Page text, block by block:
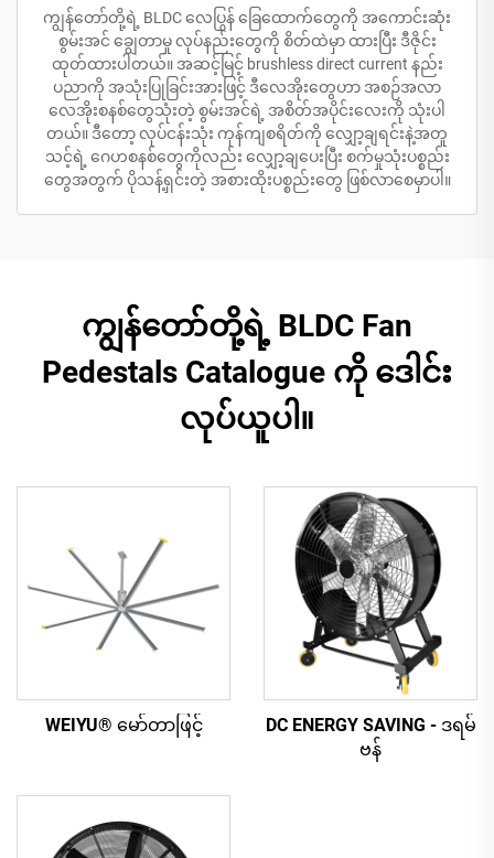
ကျွန်တော်တို့ရဲ့ BLDC လေပြွန် ခြေထောက်တွေကို အကောင်းဆုံး
စွမ်းအင် ချွေတာမှု လုပ်နည်းတွေကို စိတ်ထဲမှာ ထားပြီး ဒီဇိုင်း
ထုတ်ထားပါတယ်။ အဆင့်မြင့် brushless direct current နည်း
ပညာကို အသုံးပြုခြင်းအားဖြင့် ဒီလေအိုးတွေဟာ အစဉ်အလာ
လေအိုးစနစ်တွေသုံးတဲ့ စွမ်းအင်ရဲ့ အစိတ်အပိုင်းလေးကို သုံးပါ
တယ်။ ဒီတော့ လုပ်ငန်းသုံး ကုန်ကျစရိတ်ကို လျှော့ချရင်းနဲ့အတူ
သင့်ရဲ့ ဂေဟစနစ်တွေကိုလည်း လျှော့ချပေးပြီး စက်မှုသုံးပစ္စည်း
တွေအတွက် ပိုသန့်ရှင်းတဲ့ အစားထိုးပစ္စည်းတွေ ဖြစ်လာစေမှာပါ။
ကျွန်တော်တို့ရဲ့ BLDC Fan
Pedestals Catalogue ကို ဒေါင်း
လုပ်ယူပါ။
WEIYU® မော်တာဖြင့်
DC ENERGY SAVING - ဒရမ်
ဗန်